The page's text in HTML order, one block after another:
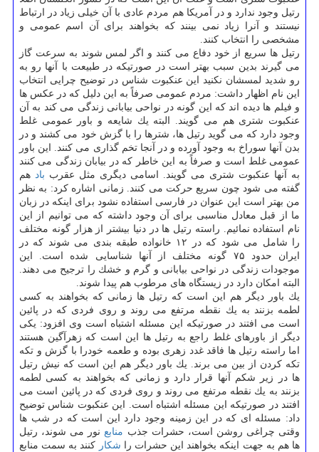
رتیل وجود ندارد و در آمریكا هم مردم عادی با آن خیلی زیاد در ارتباط
نیستند و آنرا زیاد نمی بینند كه بخواهند برای آن اسم عمومی و
مشخصی را انتخاب كنند.
رتیل ها سریع از خود دفاع می كنند و اگر لمس شوند به سرعت گاز
می گیرند بدین سبب بهتر است در صورتیكه در طبیعت با آنها رو به
رو شدید لمسشان نكنید این عنكبوت شناس در توضیح چرایی انتخاب
این نام اظهار داشت: مردم عمومی صرفاً به این دلیل كه در عكس ها
و فیلم ها دیده اند كه این گونه در نواحی بیابانی زندگی می كند به آن
عنكبوت شتری هم می گویند. البته یك شایعه و باور عمومی غلط
وجود دارد كه می گوید رتیل ها، شترها را با گزش خود می كشند و در
بدن آنها سوراخ به وجود آورده و در آنجا تخم گذاری می كنند. این باور
عمومی غلط است و صرفاً به این خاطر كه در بیابان زندگی می كنند
به آنها عنكبوت شتری می گویند. اسامی دیگری مثل عقرب باد هم
گفته می شود چون سریع حركت می كنند. زمانی اشاره كرد: به نظر
من بهتر است این عنوان در فارسی استفاده نشود برای اینكه در زبان
ما از قبل معادل مناسبی برای آن وجود داشته كه می توانیم از این
نام استفاده نمائیم. راسته رتیل ها در دنیا بیشتر از هزار گونه مختلف
را شامل می شود كه در ۱۲ خانواده طبقه بندی می شوند كه در
ایران حدود ۷۵ گونه مختلف از آنها شناسایی شده است. این
موجودات زندگی در نواحی بیابانی و گرم و خشك را ترجیح می دهند.
البته امكان دارد در زیستگاه های مرطوب هم پیدا شوند.
یك باور دیگر هم این است كه رتیل ها زمانی كه بخواهند به كسی
لطمه بزنند به یك نقطه مرتفع می روند و روی فردی كه در پائین
است می افتند در صورتیكه این مسئله اشتباه است وی افزود: یكی
دیگر از باورهای غلط راجع به رتیل ها این است كه زهرآگین هستند
اما راسته رتیل ها فاقد غدد زهری بوده و طعمه خودرا با گزش و تكه
تكه كردن از بین می برند. یك باور دیگر هم این است كه نیش رتیل
ها در زیر شكم آنها قرار دارد و زمانی كه بخواهند به كسی لطمه
بزنند به یك نقطه مرتفع می روند و روی فردی كه در پائین است می
افتند در صورتیكه این مسئله اشتباه است. این عنكبوت شناس توضیح
داد: مسئله ای كه در این زمینه وجود دارد این است كه در شب ها
وقتی چراغی روشن است، حشرات جذب منابع نور می شوند، رتیل
ها هم به جهت اینكه بخواهند این حشرات را شكار كنند به سمت منابع